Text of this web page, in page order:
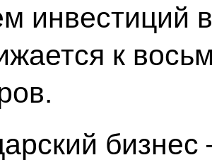
инвестиций
к
бизнес